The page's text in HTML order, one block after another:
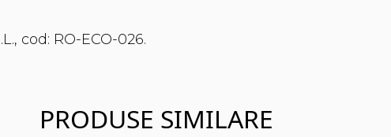
cod: RO-ECO-026.
PRODUSE SIMILARE